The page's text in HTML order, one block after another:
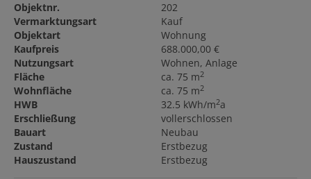
Objektnr.
202
Vermarktungsart
Kauf
Objektart
Wohnung
Kaufpreis
688.000,00 €
Nutzungsart
Wohnen Anlage
Fläche
ca. 75 m2
Wohnfläche ca. 75 m2
HWB 32.5 kWh/m2a
Erschließung
vollerschlossen
Bauart
Neubau
Zustand
Erstbezug
Hauszustand
Erstbezug